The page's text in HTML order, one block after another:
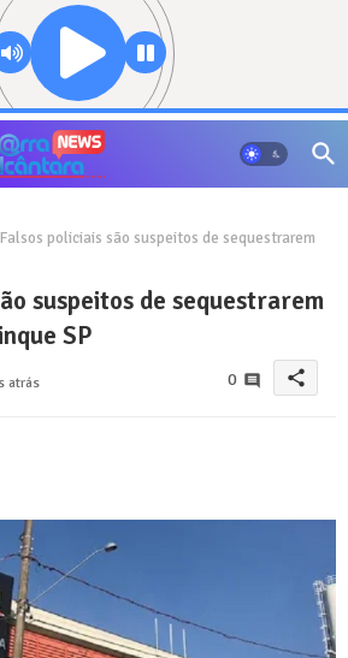
Falsos policiais são suspeitos de sequestrarem
suspeitos de sequestrarem
SP
atrás 0 share